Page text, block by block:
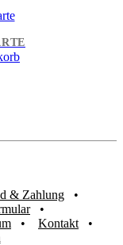
& Zahlung
Kontakt